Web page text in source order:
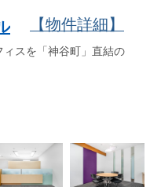
【物件詳細】
スを「神谷町」直結の